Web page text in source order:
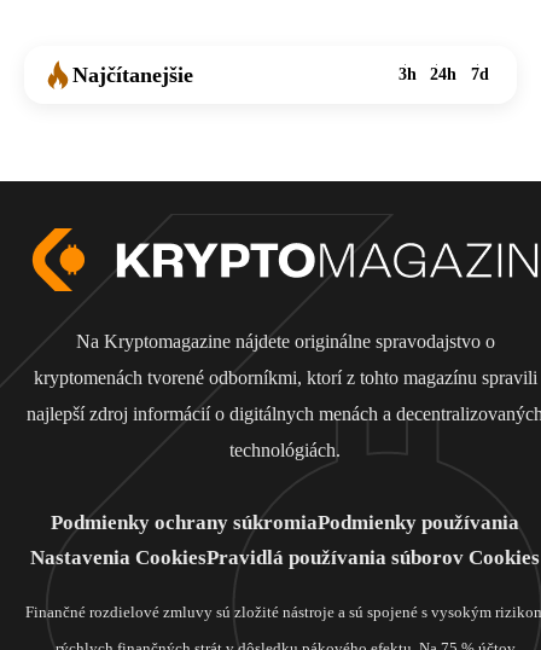
Najčítanejšie 3h 24h 7d
Na Kryptomagazine nájdete originálne spravodajstvo o
kryptomenách tvorené odborníkmi, ktorí z tohto magazínu spravili
najlepší zdroj informácií o digitálnych menách a
technológiách.
Podmienky ochrany súkromiaPodmienky používania
Nastavenia CookiesPravidlá používania súborov Cookies
Finančné rozdielové zmluvy sú zložité nástroje a sú spojené s vysokým